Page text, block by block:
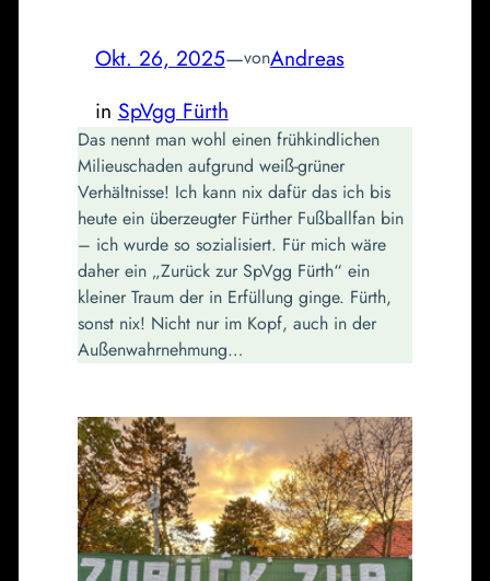
Okt. 26, 2025—vonAndreas
in SpVgg Fürth
Das nennt man wohl einen frühkindlichen
Milieuschaden aufgrund weiß-grüner
Verhältnisse! Ich kann nix dafür das ich bis
heute ein überzeugter Fürther Fußballfan bin
– ich wurde so sozialisiert. Für mich wäre
daher ein „Zurück zur SpVgg Fürth“ ein
kleiner Traum der in Erfüllung ginge. Fürth,
sonst nix! Nicht nur im Kopf, auch in der
Außenwahrnehmung…